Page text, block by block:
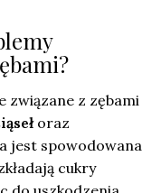
z zębami
oraz
jest spowodowana
cukry